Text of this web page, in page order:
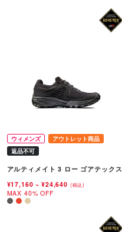
ウィメンズ
アウトレット商品
返品不可
アルティメイト 3 ロー ゴアテックス
¥17,160~ ¥24,640 (税込)
MAX 40% OFF